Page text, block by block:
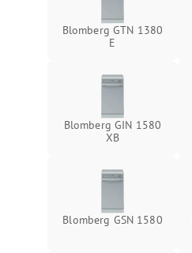
Blomberg GTN 1380
E
Blomberg GIN 1580
XB
Blomberg GSN 1580